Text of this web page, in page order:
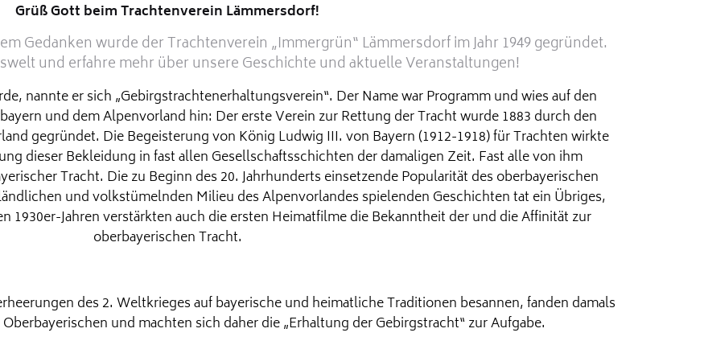
Grüß Gott beim Trachtenverein Lämmersdorf!
Gedanken wurde der Trachtenverein „Immergrün“ Lämmersdorf im Jahr 1949 gegründet.
und erfahre mehr über unsere Geschichte und aktuelle Veranstaltungen!
nannte er sich „Gebirgstrachtenerhaltungsverein“. Der Name war Programm und wies auf den
und dem Alpenvorland hin: Der erste Verein zur Rettung der Tracht wurde 1883 durch den
gegründet. Die Begeisterung von König Ludwig III. von Bayern (1912-1918) für Trachten wirkte
dieser Bekleidung in fast allen Gesellschaftsschichten der damaligen Zeit. Fast alle von ihm
Tracht. Die zu Beginn des 20. Jahrhunderts einsetzende Popularität des oberbayerischen
und volkstümelnden Milieu des Alpenvorlandes spielenden Geschichten tat ein Übriges,
1930er-Jahren verstärkten auch die ersten Heimatfilme die Bekanntheit der und die Affinität zur
oberbayerischen Tracht.
des 2. Weltkrieges auf bayerische und heimatliche Traditionen besannen, fanden damals
und machten sich daher die „Erhaltung der Gebirgstracht“ zur Aufgabe.